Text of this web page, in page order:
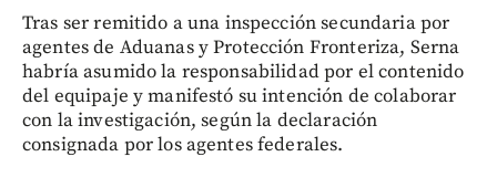
Tras ser remitido a una inspección secundaria por
agentes de Aduanas y Protección Fronteriza, Serna
habría asumido la responsabilidad por el contenido
del equipaje y manifestó su intención de colaborar
con la investigación, según la declaración
consignada por los agentes federales.